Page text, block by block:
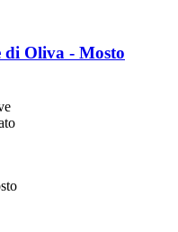
di Oliva -​ Mosto